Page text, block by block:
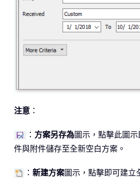
注意 ：
： 方案另存為圖示，點擊此圖
件與附件儲存至全新空白方案。
： 新建方案圖示，點擊即可建立